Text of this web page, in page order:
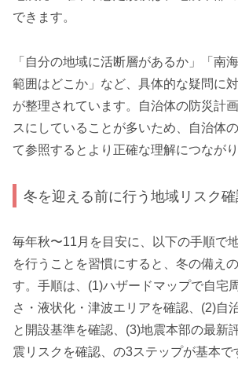
できます。
「自分の地域に活断層があるか」「南
範囲はどこか」など、具体的な疑問に
が整理されています。自治体の防災計
スにしていることが多いため、自治体
て参照するとより正確な理解につながり
冬を迎える前に行う地域リスク
毎年秋〜11月を目安に、以下の手順で
を行うことを習慣にすると、冬の備え
す。手順は、(1)ハザードマップで自宅
さ・液状化・津波エリアを確認、(2)自
と開設基準を確認、(3)地震本部の最新
震リスクを確認、の3ステップが基本で